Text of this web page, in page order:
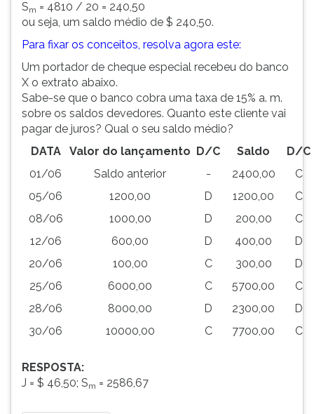
Sm = 4810 / 20 = 240,50
ou seja, um saldo médio de $ 240,50.
Para fixar os conceitos, resolva agora este:
Um portador de cheque especial recebeu do banco
X o extrato abaixo.
Sabe-se que o banco cobra uma taxa de 15% a. m.
sobre os saldos devedores. Quanto este cliente vai
pagar de juros? Qual o seu saldo médio?
DATA
Valor do lançamento D/C Saldo
D/C
01/06
Saldo anterior - 2400,00
C
05/06
1200,00 D 1200,00
C
08/06
1000,00 D 200,00
C
12/06
600,00 D 400,00
D
20/06
100,00 C 300,00
D
25/06
6000,00 C 5700,00
C
28/06
8000,00 D 2300,00
D
30/06
10000,00 C 7700,00 C
RESPOSTA:
J = $ 46,50; Sm = 2586,67